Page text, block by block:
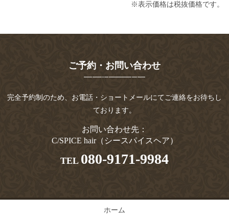
※表示価格は税抜価格です。
ご予約・お問い合わせ
完全予約制のため、お電話・ショートメールにてご連絡をお待ちし
ております。
お問い合わせ先：
C/SPICE hair（シースパイスヘア）
TEL 080-9171-9984
ホーム